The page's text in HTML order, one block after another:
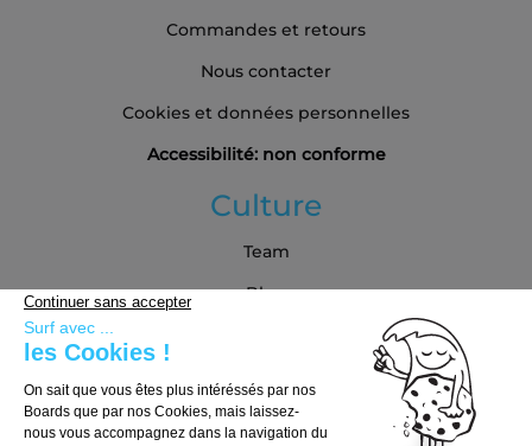
Commandes et retours
Nous contacter
Cookies et données personnelles
Accessibilité: non conforme
Culture
Team
Blog
Guide d'achat